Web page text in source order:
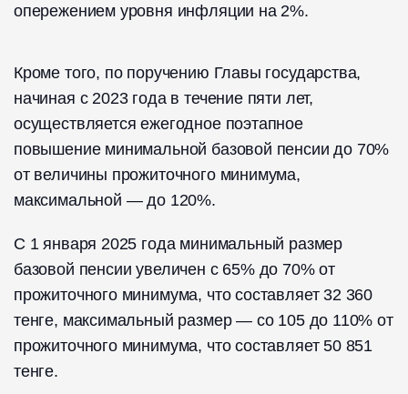
опережением уровня инфляции на 2%.
Кроме того, по поручению Главы государства,
начиная с 2023 года в течение пяти лет,
осуществляется ежегодное поэтапное
повышение минимальной базовой пенсии до 70%
от величины прожиточного минимума,
максимальной — до 120%.
С 1 января 2025 года минимальный размер
базовой пенсии увеличен с 65% до 70% от
прожиточного минимума, что составляет 32 360
тенге, максимальный размер — со 105 до 110% от
прожиточного минимума, что составляет 50 851
тенге.